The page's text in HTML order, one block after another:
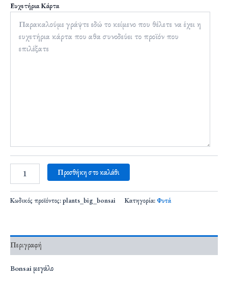
Ευχετήρια Κάρτα
Προσθήκη στο καλάθι
Κωδικός προϊόντος:plants_big_bonsai Κατηγορία: Φυτά
Περιγραφή
Bonsai μεγάλο